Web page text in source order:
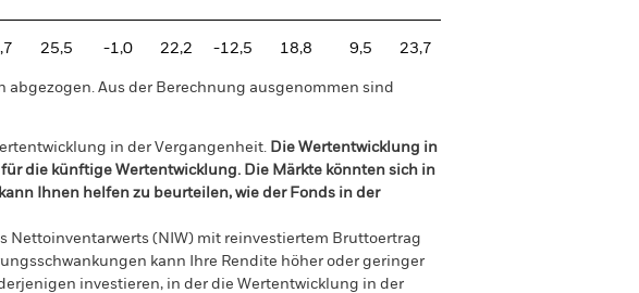
25,5 -1,0 22,2 -12,5 18,8 9,5 23,7
Aus der Berechnung ausgenommen sind
in der Vergangenheit. Die Wertentwicklung in
die künftige Wertentwicklung. Die Märkte könnten sich in
Ihnen helfen zu beurteilen, wie der Fonds in der
Nettoinventarwerts (NIW) mit reinvestiertem Bruttoertrag
kann Ihre Rendite höher oder geringer
investieren, in der die Wertentwicklung in der